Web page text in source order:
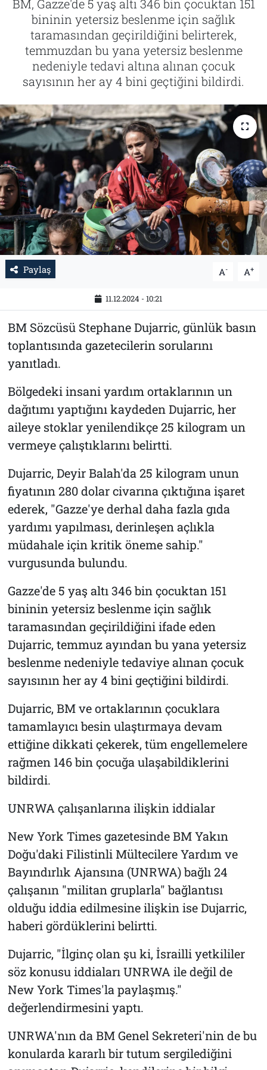
BM, Gazze'de 5 yaş altı 346 bin çocuktan 151
bininin yetersiz beslenme için sağlık
taramasından geçirildiğini belirterek,
temmuzdan bu yana yetersiz beslenme
nedeniyle tedavi altına alınan çocuk
sayısının her ay 4 bini geçtiğini bildirdi.
Paylaş A- A+
11.12.2024 - 10:21
BM Sözcüsü Stephane Dujarric, günlük basın
toplantısında gazetecilerin sorularını
yanıtladı.
Bölgedeki insani yardım ortaklarının un
dağıtımı yaptığını kaydeden Dujarric, her
aileye stoklar yenilendikçe 25 kilogram un
vermeye çalıştıklarını belirtti.
Dujarric, Deyir Balah'da 25 kilogram unun
fiyatının 280 dolar civarına çıktığına işaret
ederek, "Gazze'ye derhal daha fazla gıda
yardımı yapılması, derinleşen açlıkla
müdahale için kritik öneme sahip."
vurgusunda bulundu.
Gazze'de 5 yaş altı 346 bin çocuktan 151
bininin yetersiz beslenme için sağlık
taramasından geçirildiğini ifade eden
Dujarric, temmuz ayından bu yana yetersiz
beslenme nedeniyle tedaviye alınan çocuk
sayısının her ay 4 bini geçtiğini bildirdi.
Dujarric, BM ve ortaklarının çocuklara
tamamlayıcı besin ulaştırmaya devam
ettiğine dikkati çekerek, tüm engellemelere
rağmen 146 bin çocuğa ulaşabildiklerini
bildirdi.
UNRWA çalışanlarına ilişkin iddialar
New York Times gazetesinde BM Yakın
Doğu'daki Filistinli Mültecilere Yardım ve
Bayındırlık Ajansına (UNRWA) bağlı 24
çalışanın "militan gruplarla" bağlantısı
olduğu iddia edilmesine ilişkin ise Dujarric,
haberi gördüklerini belirtti.
Dujarric, "İlginç olan şu ki, İsrailli yetkililer
söz konusu iddiaları UNRWA ile değil de
New York Times'la paylaşmış."
değerlendirmesini yaptı.
UNRWA'nın da BM Genel Sekreteri'nin de bu
konularda kararlı bir tutum sergilediğini
Tarih
İletişim
Künye